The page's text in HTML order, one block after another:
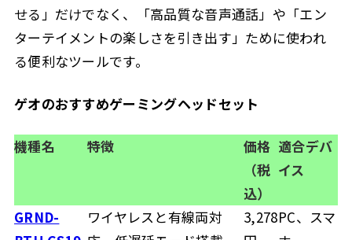
せる」だけでなく、「高品質な音声通話」や「エン
ターテイメントの楽しさを引き出す」ために使われ
る便利なツールです。
ゲオのおすすめゲーミングヘッドセット
機種名 特徴
価格
（税
込）
適合デバ
イス
GRND-
ワイヤレスと有線両対
3,278PC、スマ